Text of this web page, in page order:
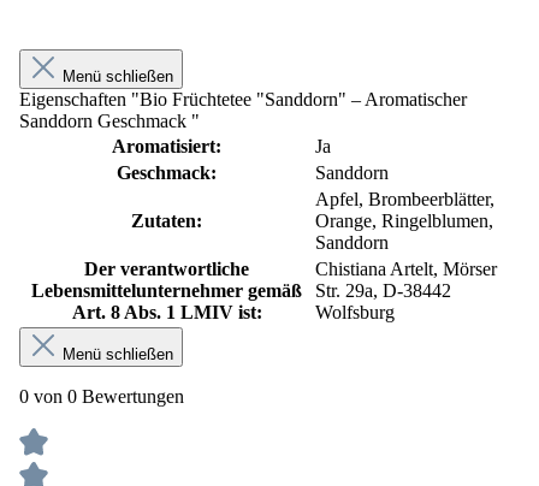
Menü schließen
Eigenschaften "Bio Früchtetee "Sanddorn" – Aromatischer
Sanddorn Geschmack "
Aromatisiert:
Ja
Geschmack:
Sanddorn
Zutaten:
Apfel, Brombeerblätter,
Orange, Ringelblumen,
Sanddorn
Der verantwortliche
Lebensmittelunternehmer gemäß
Art. 8 Abs. 1 LMIV ist:
Chistiana Artelt, Mörser
Str. 29a, D-38442
Wolfsburg
Menü schließen
0 von 0 Bewertungen